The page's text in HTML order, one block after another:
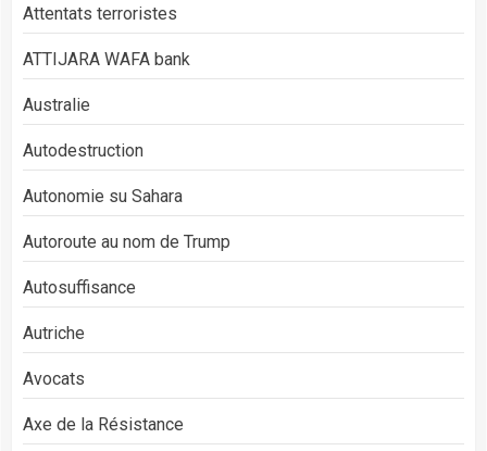
Attentats terroristes
ATTIJARA WAFA bank
Australie
Autodestruction
Autonomie su Sahara
Autoroute au nom de Trump
Autosuffisance
Autriche
Avocats
Axe de la Résistance